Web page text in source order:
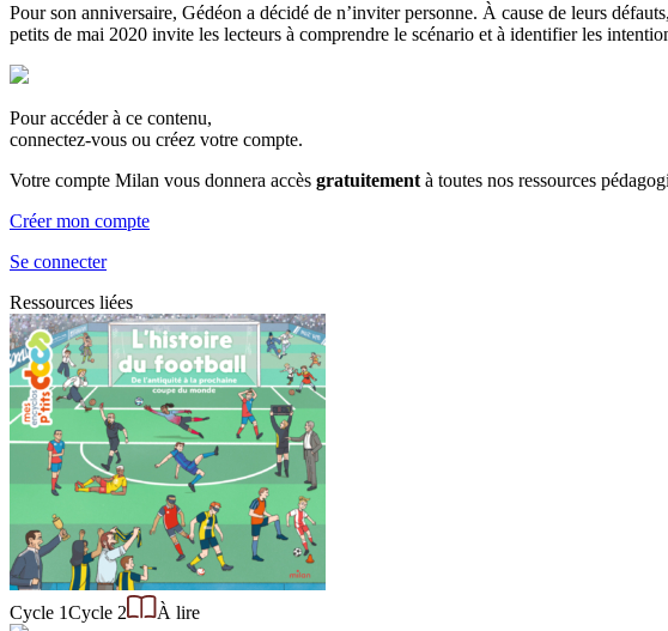
Pour son anniversaire, Gédéon a décidé de n’inviter personne. À cause de leurs
petits de mai 2020 invite les lecteurs à comprendre le scénario et à identifier les
Pour accéder à ce contenu,
connectez-vous ou créez votre compte.
Votre compte Milan vous donnera accès gratuitement à toutes nos ressources
Créer mon compte
Se connecter
Ressources liées
Cycle 1Cycle 2 À lire